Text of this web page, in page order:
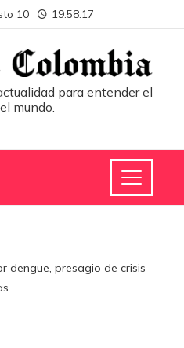
10 19:58:17
para entender el
mundo.
dengue, presagio de crisis